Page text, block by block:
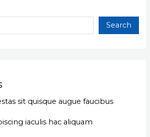
Search
sit quisque augue faucibus
iaculis hac aliquam